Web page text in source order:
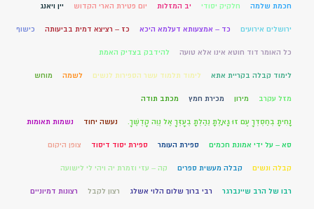
חכמת שלמה חלקיק יסודי יב המזלות יום פטירת הארי הקדוש יין ויאנג
ירושלים אירועים כד – אמצעותא דעלמא היכא כז – רציצא דמית בביעותה כישוף
כל האומר דוד חוטא אינו אלא טועה להידבק בצדיק האמת
לימוד קבלה בקריית אתא לימוד תלמוד עשר הספירות לנשים לשמה מוחש
מזל עקרב מירון מכירת חמץ מכתב תודה
נָחִיתָ בְחַסְדְּךָ עַם זוּ גָּאָלְתָּ נֵהַלְתָּ בְעָזְּךָ אֶל נְוֵה קָדְשֶׁךָ. נעשה יחוד נשמות תאומות
סא – על ידי אמונת חכמים ספירת העומר ספירת יסוד דיסוד צופן היקום
קבלה ונשים קבלה מעשית ספרים קה – עזי וזמרת יה ויהי לי לישועה
רבו של הרב שיינברגר רבי ברוך שלום הלוי אשלג רצון לקבל רצונות דמיוניים